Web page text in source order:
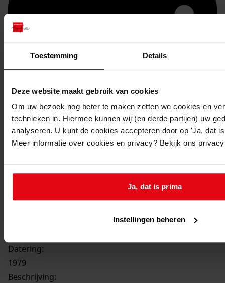
Toestemming Details
Deze website maakt gebruik van cookies
Om uw bezoek nog beter te maken zetten we cookies en
technieken in. Hiermee kunnen wij (en derde partijen) uw
analyseren. U kunt de cookies accepteren door op 'Ja, dat
Meer informatie over cookies en privacy? Bekijk ons
Ja, dat is prima
Instellingen beheren
Printen
duurzaam webadres
Datering:
1979
Beschrijving: